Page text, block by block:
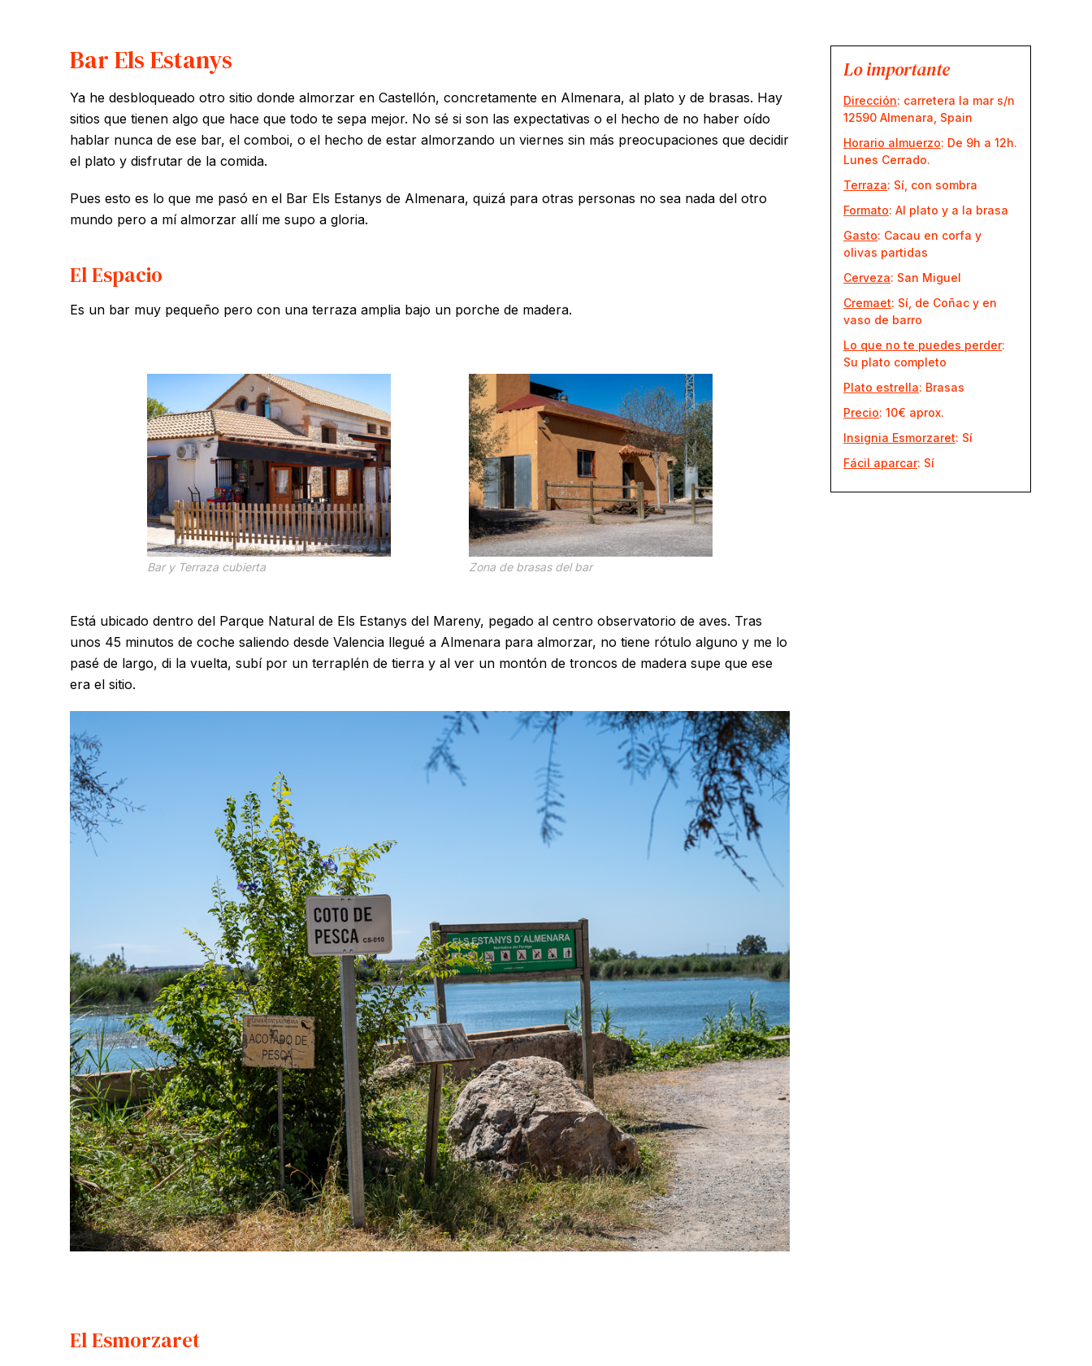
Bar Els Estanys
Ya he desbloqueado otro sitio donde almorzar en Castellón, concretamente en Almenara, al plato y de brasas. Hay
sitios que tienen algo que hace que todo te sepa mejor. No sé si son las expectativas o el hecho de no haber oído
hablar nunca de ese bar, el comboi, o el hecho de estar almorzando un viernes sin más preocupaciones que decidir
el plato y disfrutar de la comida.
Pues esto es lo que me pasó en el Bar Els Estanys de Almenara, quizá para otras personas no sea nada del otro
mundo pero a mí almorzar allí me supo a gloria.
El Espacio
Es un bar muy pequeño pero con una terraza amplia bajo un porche de madera.
Bar y Terraza cubierta Zona de brasas del bar
Está ubicado dentro del Parque Natural de Els Estanys del Mareny, pegado al centro observatorio de aves. Tras
unos 45 minutos de coche saliendo desde Valencia llegué a Almenara para almorzar, no tiene rótulo alguno y me lo
pasé de largo, di la vuelta, subí por un terraplén de tierra y al ver un montón de troncos de madera supe que ese
era el sitio.
El Esmorzaret
Lo importante
Dirección: carretera la mar s/n
12590 Almenara, Spain
Horario almuerzo: De 9h a 12h.
Lunes Cerrado.
Terraza: Sí, con sombra
Formato: Al plato y a la brasa
Gasto: Cacau en corfa y
olivas partidas
Cerveza: San Miguel
Cremaet: Sí, de Coñac y en
vaso de barro
Lo que no te puedes perder:
Su plato completo
Plato estrella: Brasas
Precio: 10€ aprox.
Insignia Esmorzaret: Sí
Fácil aparcar: Sí